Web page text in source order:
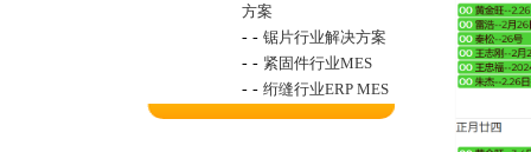
方案
- - 锯片行业解决方案
- - 紧固件行业MES
- - 绗缝行业ERP MES